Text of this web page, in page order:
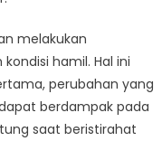
melakukan
hamil. Hal ini
perubahan yang
berdampak pada
saat beristirahat